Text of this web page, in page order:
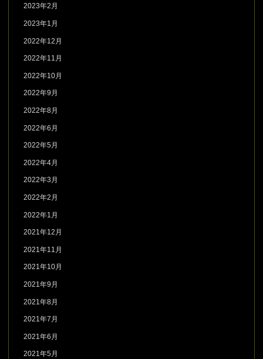
2023年2月
2023年1月
2022年12月
2022年11月
2022年10月
2022年9月
2022年8月
2022年6月
2022年5月
2022年4月
2022年3月
2022年2月
2022年1月
2021年12月
2021年11月
2021年10月
2021年9月
2021年8月
2021年7月
2021年6月
2021年5月